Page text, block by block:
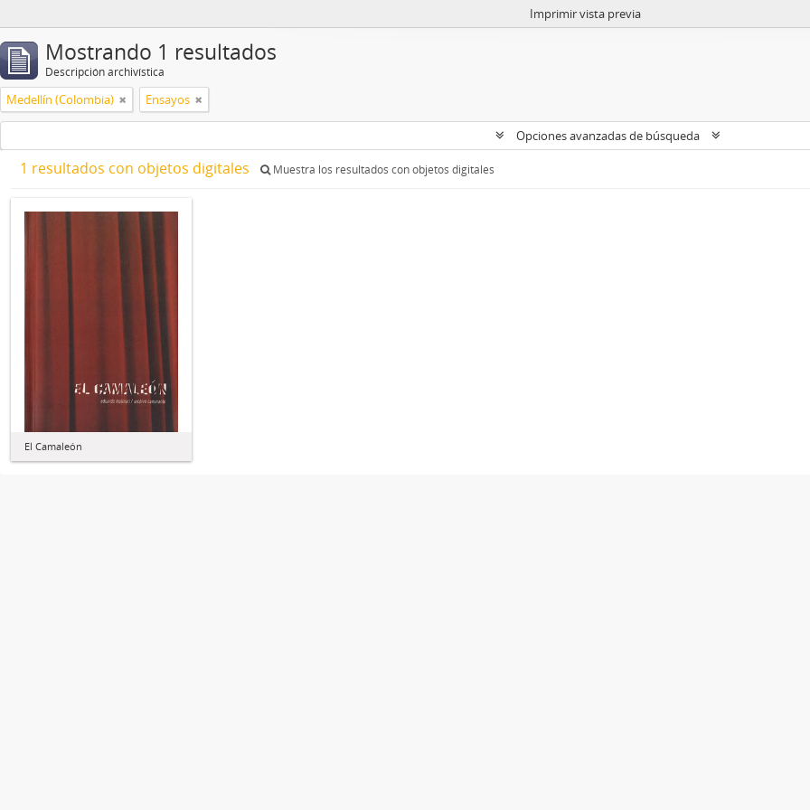
Imprimir vista previa
Mostrando 1 resultados
Descripción archivística
Medellín (Colombia) Ensayos
Opciones avanzadas de búsqueda
1 resultados con objetos digitales Muestra los resultados con objetos digitales
El Camaleón